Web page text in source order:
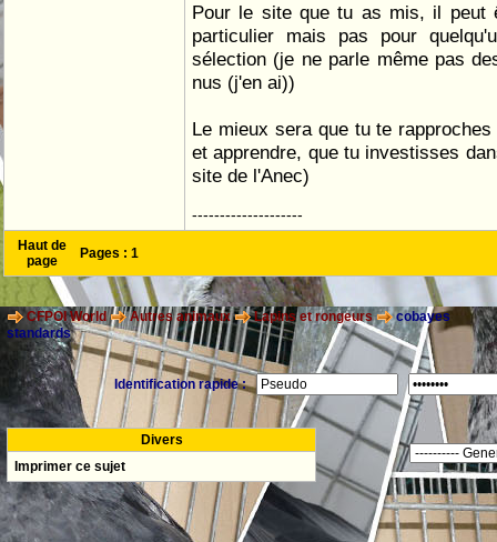
Pour le site que tu as mis, il peut
particulier mais pas pour
sélection (je ne parle même pas
nus (j'en ai))
Le mieux sera que tu te
et apprendre, que tu investisses
site de l'Anec)
--------------------
Haut de
page
Pages : 1
CFPOI World Autres animaux Lapins et rongeurs
cobayes
standards
Identification rapide :
Divers
Imprimer ce sujet